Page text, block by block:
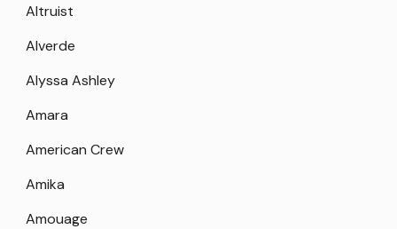
Altruist
Alverde
Alyssa Ashley
Amara
American Crew
Amika
Amouage